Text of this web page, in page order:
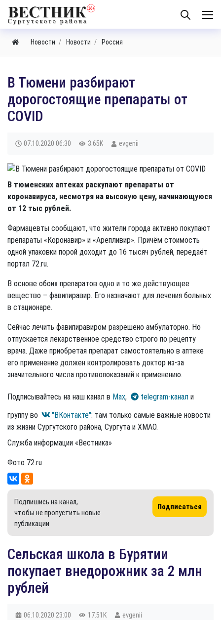
Новости Новости Россия
В Тюмени разбирают
дорогостоящие препараты от
COVID
07.10.2020 06:30 3.65K evgenii
В тюменских аптеках раскупают препараты от
коронавируса, несмотря на высокую цену, начинающуюся
от 12 тыс рублей.
Фармацевты сообщают, что жители города активно покупают
препараты «Коронавир» и «Арепливир». Причём стоимость
одной упаковки порой доходит до 16 тысяч рублей, передаёт
портал 72.ru.
В основе обоих препаратов одно и то же действующее
вещество – фавипиравир. Его назначают для лечения больных
в стационаре.
Сейчас лечить фавипиравиром разрешено амбулаторно. Но
отпускается лекарственное средство строго по рецепту
врача. Даже приобретая препарат самостоятельно в аптеке
его применение должен контролировать доктор из-за
значительного числа противопоказаний к применению.
Подписывайтесь на наш канал в Max, telegram-канал и
группу во
"ВКонтакте": там только самые важные новости
из жизни Сургутского района, Сургута и ХМАО.
Служба информации «Вестника»
Фото 72.ru
Подпишись на канал,
чтобы не пропустить новые
публикации
Подписаться
Сельская школа в Бурятии
покупает внедорожник за 2 млн
рублей
06.10.2020 23:00 17.51K evgenii